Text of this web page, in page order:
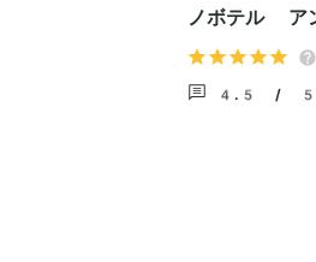
ノボテル
4.5 / 5